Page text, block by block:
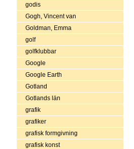
godis
Gogh, Vincent van
Goldman, Emma
golf
golfklubbar
Google
Google Earth
Gotland
Gotlands län
grafik
grafiker
grafisk formgivning
grafisk konst